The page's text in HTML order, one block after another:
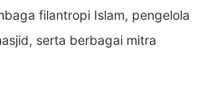
filantropi Islam, pengelola
serta berbagai mitra